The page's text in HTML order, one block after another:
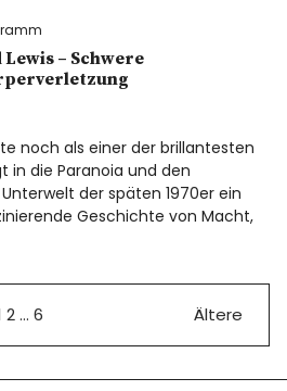
Lewis – Schwere
noch als einer der brillantesten
in die Paranoia und den
der späten 1970er ein
Geschichte von Macht,
2… 6 Ältere